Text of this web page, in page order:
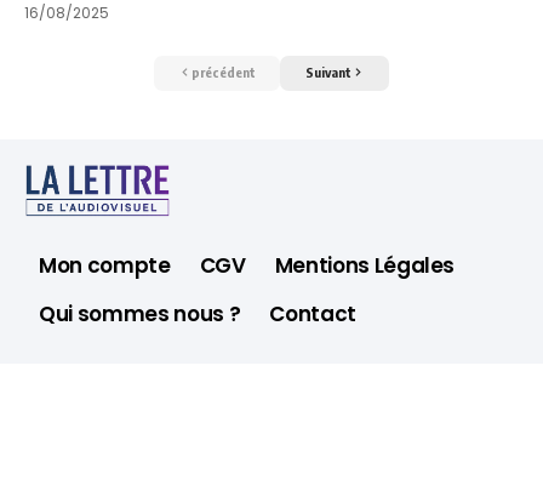
16/08/2025
précédent Suivant
Mon compte CGV
Mentions Légales
Qui sommes nous ?
Contact